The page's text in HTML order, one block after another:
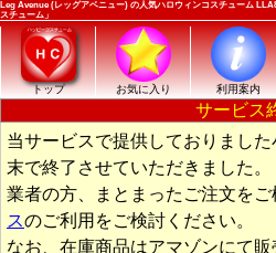
Leg Avenue (レッグアベニュー) の人気ハロウィンコスチューム
スチューム」
トップ お気に入り 利用案内
サービス
当サービスで提供しておりまし
末で終了させていただきました。
業者の方、まとまったご注文をご
スのご利用をご検討ください。
なお、在庫商品はアマゾンにて販